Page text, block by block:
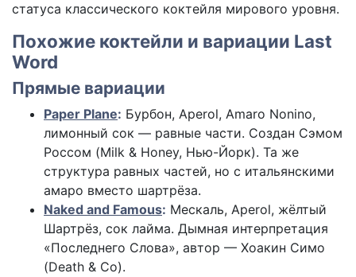
статуса классического коктейля мирового уровня.
Похожие коктейли и вариации Last
Word
Прямые вариации
Paper Plane: Бурбон, Aperol, Amaro Nonino,
лимонный сок — равные части. Создан Сэмом
Россом (Milk & Honey, Нью-Йорк). Та же
структура равных частей, но с итальянскими
амаро вместо шартрёза.
Naked and Famous: Мескаль, Aperol, жёлтый
Шартрёз, сок лайма. Дымная интерпретация
«Последнего Слова», автор — Хоакин Симо
(Death & Co).